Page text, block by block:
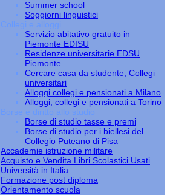
Summer school
Soggiorni linguistici
Collegi e alloggi
Servizio abitativo gratuito in
Piemonte EDISU
Residenze universitarie EDSU
Piemonte
Cercare casa da studente, Collegi
universitari
Alloggi collegi e pensionati a Milano
Alloggi, collegi e pensionati a Torino
Borse e diritto allo studio
Borse di studio tasse e premi
Borse di studio per i biellesi del
Collegio Puteano di Pisa
Accademie istruzione militare
Acquisto e Vendita Libri Scolastici Usati
Università in Italia
Formazione post diploma
Orientamento scuola